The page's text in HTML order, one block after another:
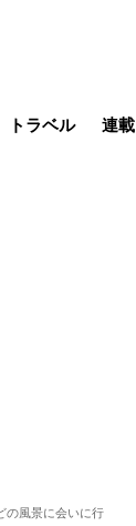
トラベル 連載
の風景に会いに行